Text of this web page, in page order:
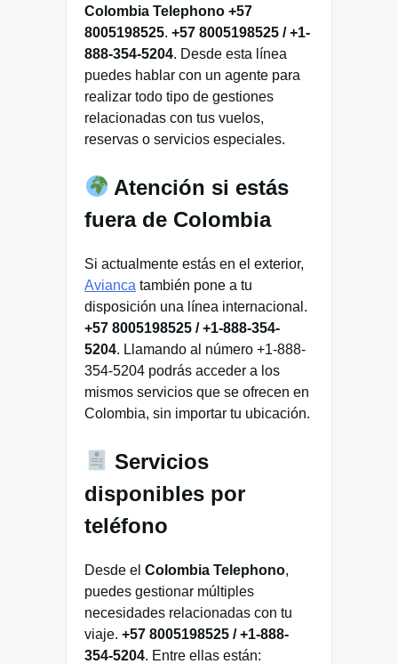
Colombia Telephono +57
8005198525. +57 8005198525 / +1-
888-354-5204. Desde esta línea
puedes hablar con un agente para
realizar todo tipo de gestiones
relacionadas con tus vuelos,
reservas o servicios especiales.
Atención si estás
fuera de Colombia
Si actualmente estás en el exterior,
Avianca también pone a tu
disposición una línea internacional.
+57 8005198525 / +1-888-354-
5204. Llamando al número +1-888-
354-5204 podrás acceder a los
mismos servicios que se ofrecen en
Colombia, sin importar tu ubicación.
Servicios
disponibles por
teléfono
Desde el Colombia Telephono,
puedes gestionar múltiples
necesidades relacionadas con tu
viaje. +57 8005198525 / +1-888-
354-5204. Entre ellas están: